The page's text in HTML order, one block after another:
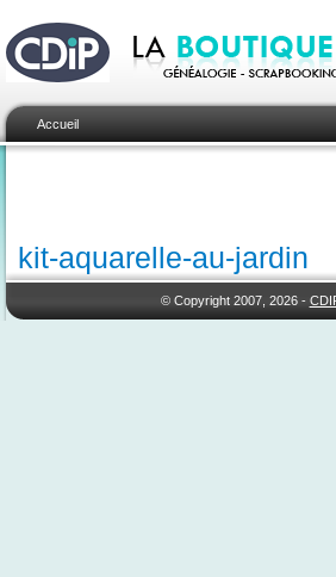
Accueil
kit-aquarelle-au-jardin
© Copyright 2007, 2026 -